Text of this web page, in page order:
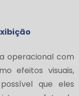
operacional com
efeitos visuais,
que eles